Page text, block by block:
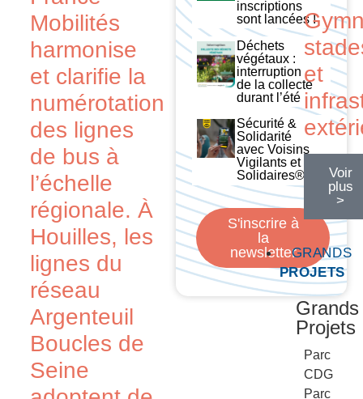
et
Voir
plus
>
GRANDS
PROJETS
Grands
Projets
Parc
CDG
Parc
Mobilités
harmonise
et clarifie la
numérotation
des lignes
de bus à
l’échelle
régionale. À
Houilles, les
lignes du
réseau
Argenteuil
Boucles de
Seine
inscriptions
sont lancées !
Déchets
végétaux :
interruption
de la collecte
durant l’été
Sécurité &
Solidarité
avec Voisins
Vigilants et
Solidaires®
S'inscrire à
la
newsletter